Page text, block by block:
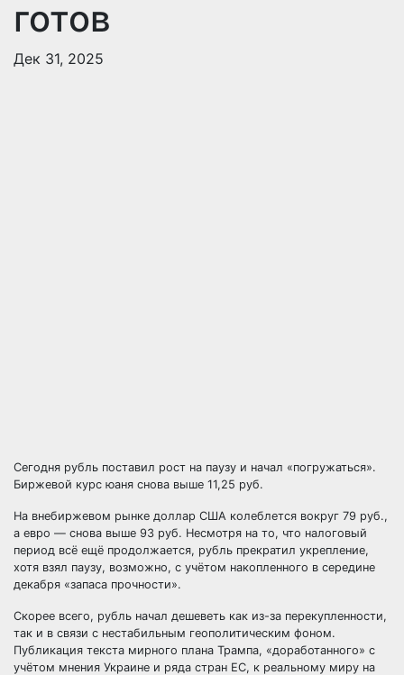
готов
Дек 31, 2025
Сегодня рубль поставил рост на паузу и начал «погружаться».
Биржевой курс юаня снова выше 11,25 руб.
На внебиржевом рынке доллар США колеблется вокруг 79 руб.,
а евро — снова выше 93 руб. Несмотря на то, что налоговый
период всё ещё продолжается, рубль прекратил укрепление,
хотя взял паузу, возможно, с учётом накопленного в середине
декабря «запаса прочности».
Скорее всего, рубль начал дешеветь как из-за перекупленности,
так и в связи с нестабильным геополитическим фоном.
Публикация текста мирного плана Трампа, «доработанного» с
учётом мнения Украине и ряда стран ЕС, к реальному миру на